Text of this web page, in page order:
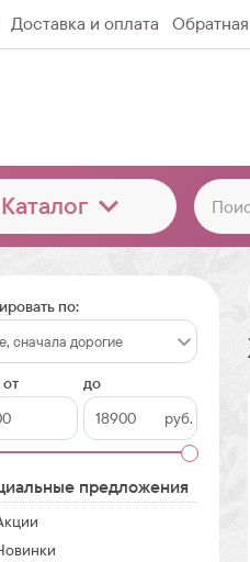
Доставка и оплата
Каталог
по:
до
руб.
предложения